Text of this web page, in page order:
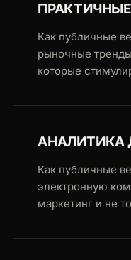
Как публичные
рыночные
которые
АНАЛИТИКА
Как публичные
электронную
маркетинг и не